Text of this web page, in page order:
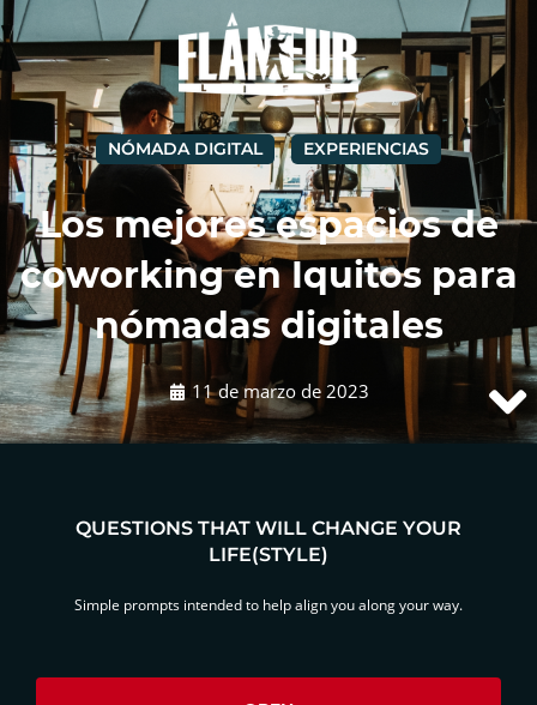
NÓMADA DIGITAL EXPERIENCIAS
Los mejores espacios de
coworking en Iquitos para
nómadas digitales
11 de marzo de 2023
QUESTIONS THAT WILL CHANGE YOUR
LIFE(STYLE)
Simple prompts intended to help align you along your way.